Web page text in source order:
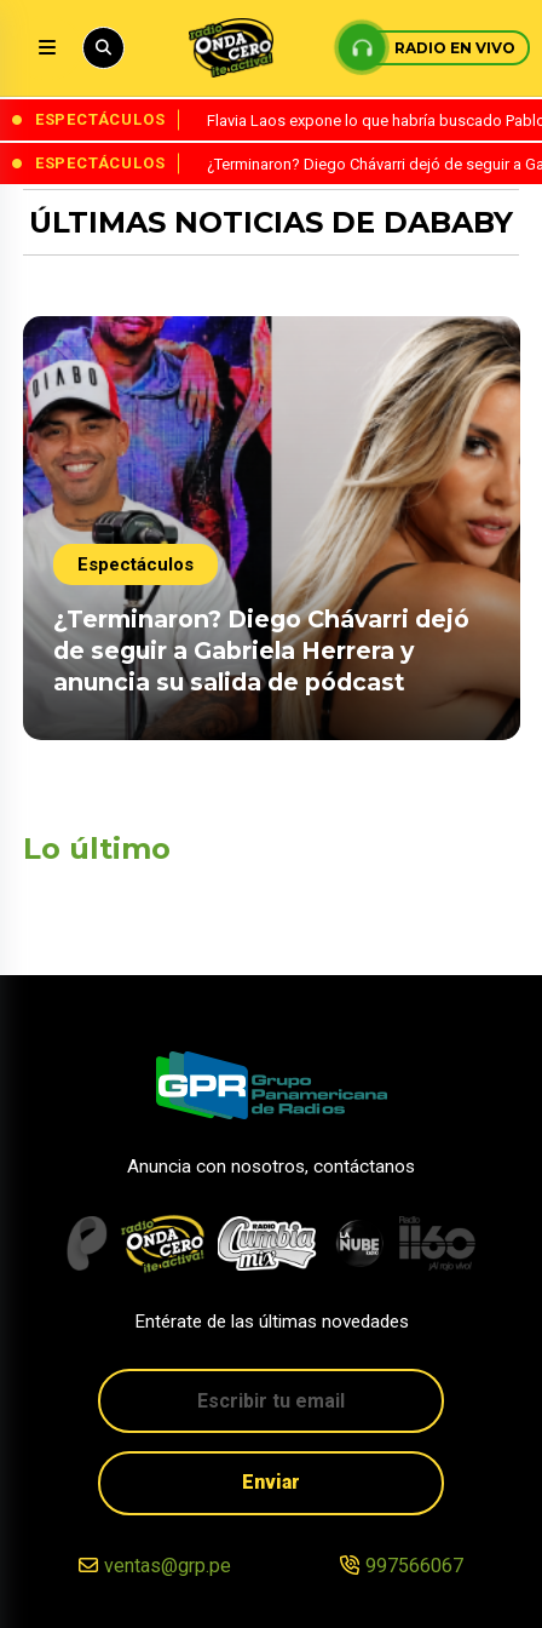
RADIO EN VIVO
ESPECTÁCULOS Flavia Laos expone lo que habría buscado
ESPECTÁCULOS ¿Terminaron? Diego Chávarri dejó de seguir a
ÚLTIMAS NOTICIAS DE DABABY
Espectáculos
¿Terminaron? Diego Chávarri dejó
de seguir a Gabriela Herrera y
anuncia su salida de pódcast
Lo último
Anuncia con nosotros, contáctanos
Entérate de las últimas novedades
Enviar
ventas@grp.pe 997566067